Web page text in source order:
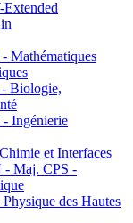
Mathématiques
Biologie,
Ingénierie
et Interfaces
- Maj. CPS -
des Hautes